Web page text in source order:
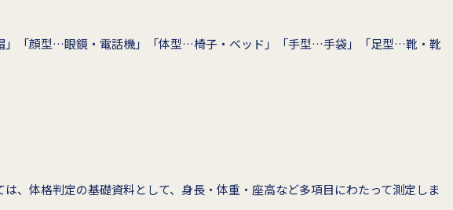
」「顔型…眼鏡・電話機」「体型…椅子・ベッド」「手型…手袋」「足型…靴・靴
は、体格判定の基礎資料として、身長・体重・座高など多項目にわたって測定しま